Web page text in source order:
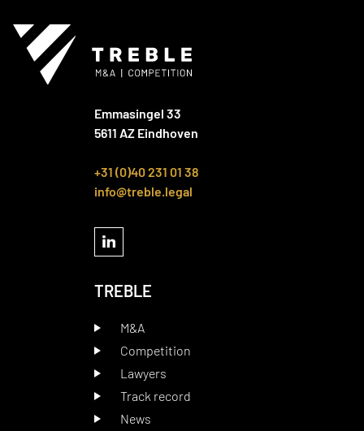
Emmasingel 33
5611 AZ Eindhoven
+31 (0)40 231 01 38
info@treble.legal
TREBLE
M&A
Competition
Lawyers
Track record
News